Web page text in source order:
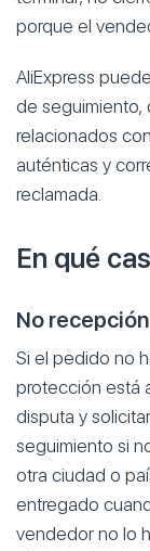
porque el
AliExpress
de seguimiento,
relacionados
auténticas y
reclamada.
En qué
No
Si el pedido no
protección está
disputa y
seguimiento si
otra ciudad o
entregado
vendedor no lo